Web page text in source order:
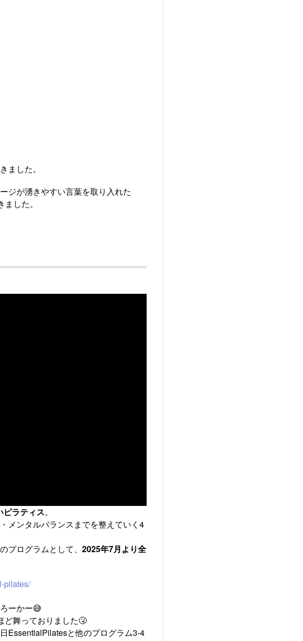
ました。
ジが湧きやすい言葉を取り入れた
した。
ピラティス。
メンタルバランスまでを整えていく4
プログラムとして、 2025年7月より全
pilates/
ーかー😅
ど舞っておりました🤧
EssentialPilatesと他のプログラム3-4